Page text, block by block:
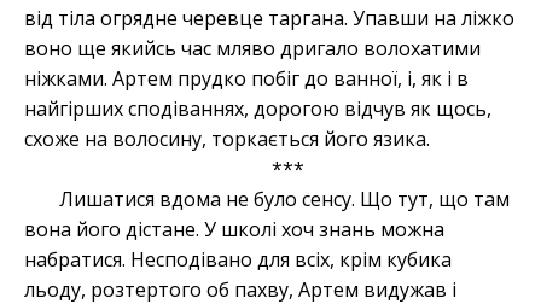
від тіла огрядне черевце таргана. Упавши на ліжко
воно ще якийсь час мляво дригало волохатими
ніжками. Артем прудко побіг до ванної, і, як і в
найгірших сподіваннях, дорогою відчув як щось,
схоже на волосину, торкається його язика.
***
Лишатися вдома не було сенсу. Що тут, що там
вона його дістане. У школі хоч знань можна
набратися. Несподівано для всіх, крім кубика
льоду, розтертого об пахву, Артем видужав і